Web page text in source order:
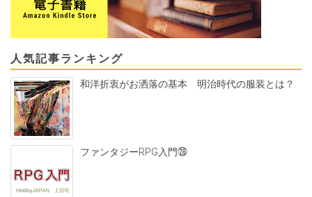
人気記事ランキング
和洋折衷がお洒落の基本 明治時代の服装とは？
ファンタジーRPG入門㉘